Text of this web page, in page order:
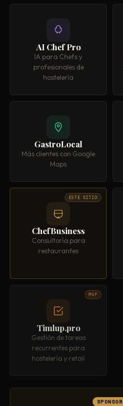
AI Chef Pro
IA para Chefs y
profesionales de
hostelería
GastroLocal
Más clientes con Google
Maps
ChefBusiness
Consultoría para
restaurantes
ESTE SITIO
Timlup.pro
Gestión de tareas
recurrentes para
hostelería y retail
MVP
SPONSOR